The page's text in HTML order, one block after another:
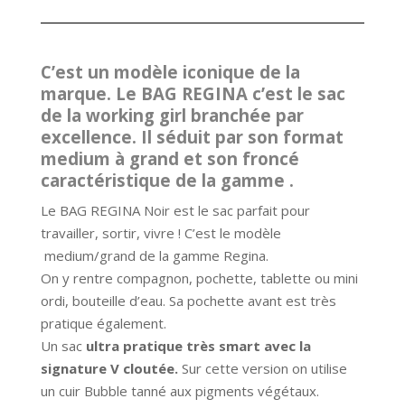
C’est un modèle iconique de la
marque. Le BAG REGINA c’est le sac
de la working girl branchée par
excellence. Il séduit par son format
medium à grand et son froncé
caractéristique de la gamme .
Le BAG REGINA Noir est le sac parfait pour
travailler, sortir, vivre ! C’est le modèle
medium/grand de la gamme Regina.
On y rentre compagnon, pochette, tablette ou mini
ordi, bouteille d’eau. Sa pochette avant est très
pratique également.
Un sac ultra pratique très smart avec la
signature V cloutée. Sur cette version on utilise
un cuir Bubble tanné aux pigments végétaux.